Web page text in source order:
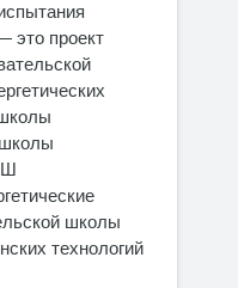
это проект
школы
технологий